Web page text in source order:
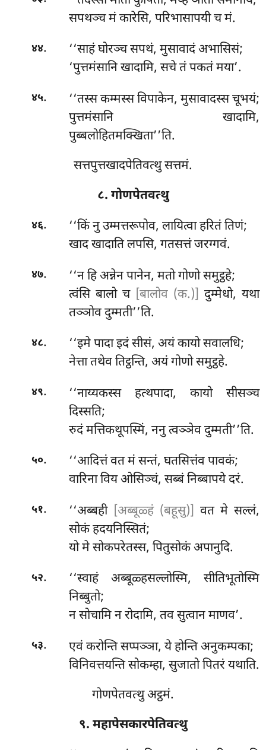
सपथञ्च मं कारेसि, परिभासापयी च मं.
४४. ‘‘साहंघोरञ्च सपथं, मुसावादं अभासिसं;
‘पुत्तमंसानि खादामि, सचे तं पकतं मया’.
४५. ‘‘तस्सकम्मस्स विपाकेन, मुसावादस्स चूभयं;
पुत्तमंसानि खादामि,
पुब्बलोहितमक्खिता’’ति.
सत्तपुत्तखादपेतिवत्थु सत्तमं.
८. गोणपेतवत्थु
४६. ‘‘किंनु उम्मत्तरूपोव, लायित्वा हरितं तिणं;
खाद खादाति लपसि, गतसत्तं जरग्गवं.
४७.
‘‘न हि अन्नेन पानेन, मतो गोणो समुट्ठहे;
त्वंसि बालो च [बालोव (क.)] दुम्मेधो, यथा
तञ्ञोव दुम्मती’’ति.
४८.
‘‘इमे पादा इदं सीसं, अयं कायो सवालधि;
नेत्ता तथेव तिट्ठन्ति, अयं गोणो समुट्ठहे.
४९.
‘‘नाय्यकस्स हत्थपादा, कायो सीसञ्च
दिस्सति;
रुदं मत्तिकथूपस्मिं, ननु त्वञ्ञेव दुम्मती’’ति.
५०.
‘‘आदित्तं वत मं सन्तं, घतसित्तंव पावकं;
वारिना विय ओसिञ्चं, सब्बं निब्बापये दरं.
५१. ‘‘अब्बही [अब्बूळ्हं (बहूसु)] वत मे सल्लं,
सोकं हदयनिस्सितं;
यो मे सोकपरेतस्स, पितुसोकं अपानुदि.
५२.
‘‘स्वाहं अब्बूळ्हसल्लोस्मि, सीतिभूतोस्मि
निब्बुतो;
न सोचामि न रोदामि, तव सुत्वान माणव’.
५३. एवंकरोन्ति सप्पञ्ञा, ये होन्ति अनुकम्पका;
विनिवत्तयन्ति सोकम्हा, सुजातो पितरं यथाति.
गोणपेतवत्थु अट्ठमं.
९. महापेसकारपेतिवत्थु